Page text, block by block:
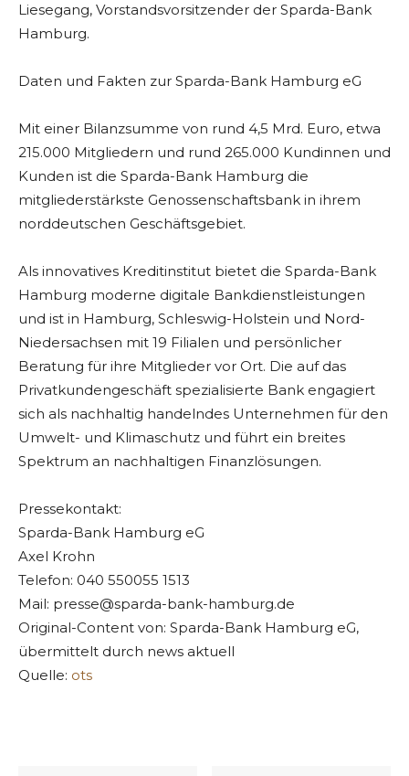
Liesegang, Vorstandsvorsitzender der Sparda-Bank
Hamburg.
Daten und Fakten zur Sparda-Bank Hamburg eG
Mit einer Bilanzsumme von rund 4,5 Mrd. Euro, etwa
215.000 Mitgliedern und rund 265.000 Kundinnen und
Kunden ist die Sparda-Bank Hamburg die
mitgliederstärkste Genossenschaftsbank in ihrem
norddeutschen Geschäftsgebiet.
Als innovatives Kreditinstitut bietet die Sparda-Bank
Hamburg moderne digitale Bankdienstleistungen
und ist in Hamburg, Schleswig-Holstein und Nord-
Niedersachsen mit 19 Filialen und persönlicher
Beratung für ihre Mitglieder vor Ort. Die auf das
Privatkundengeschäft spezialisierte Bank engagiert
sich als nachhaltig handelndes Unternehmen für den
Umwelt- und Klimaschutz und führt ein breites
Spektrum an nachhaltigen Finanzlösungen.
Pressekontakt:
Sparda-Bank Hamburg eG
Axel Krohn
Telefon: 040 550055 1513
Mail: presse@sparda-bank-hamburg.de
Original-Content von: Sparda-Bank Hamburg eG,
übermittelt durch news aktuell
Quelle: ots